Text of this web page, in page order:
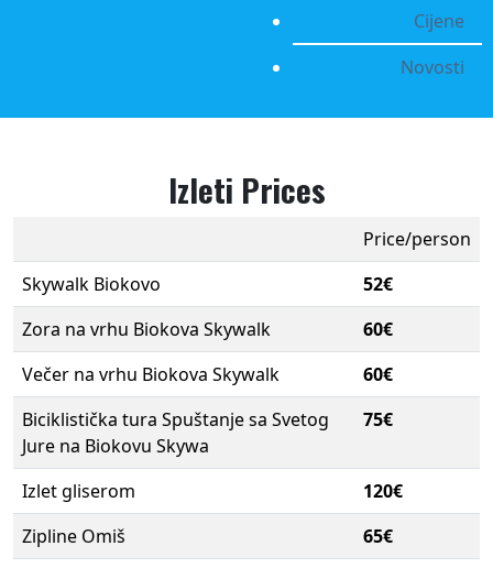
Cijene
Novosti
Izleti Prices
Price/person
Skywalk Biokovo
52€
Zora na vrhu Biokova Skywalk
60€
Večer na vrhu Biokova Skywalk
60€
Biciklistička tura Spuštanje sa Svetog
Jure na Biokovu Skywa
75€
Izlet gliserom
120€
Zipline Omiš
65€